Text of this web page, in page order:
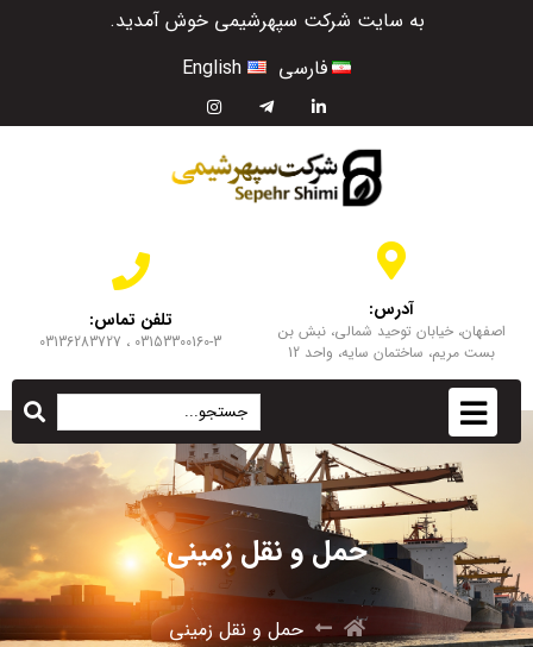
به سایت شرکت سپهرشیمی خوش آمدید.
فارسی
English
آدرس:
اصفهان، خیابان توحید شمالی، نبش بن
بست مریم، ساختمان سایه، واحد 12
تلفن تماس:
03153300160-3 ، 03136283727
حمل و نقل زمینی
حمل و نقل زمینی